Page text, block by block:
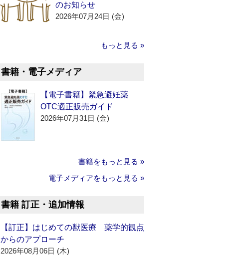
のお知らせ
2026年07月24日 (金)
もっと見る »
書籍・電子メディア
【電子書籍】緊急避妊薬
OTC適正販売ガイド
2026年07月31日 (金)
書籍をもっと見る »
電子メディアをもっと見る »
書籍 訂正・追加情報
【訂正】はじめての獣医療 薬学的観点
からのアプローチ
2026年08月06日 (木)